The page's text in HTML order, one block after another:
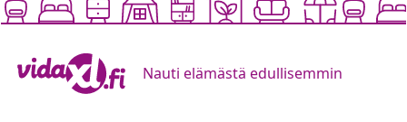
Nauti elämästä edullisemmin